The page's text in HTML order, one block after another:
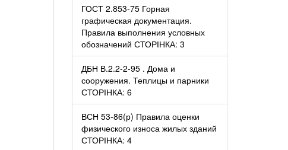
ГОСТ 2.853-75 Горная
графическая документация.
Правила выполнения условных
обозначений СТОРІНКА: 3
ДБН В.2.2-2-95 . Дома и
сооружения. Теплицы и парники
СТОРІНКА: 6
ВСН 53-86(р) Правила оценки
физического износа жилых зданий
СТОРІНКА: 4